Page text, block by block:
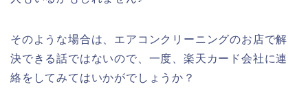
そのような場合は、エアコンクリーニングのお店で解
決できる話ではないので、一度、楽天カード会社に連
絡をしてみてはいかがでしょうか？